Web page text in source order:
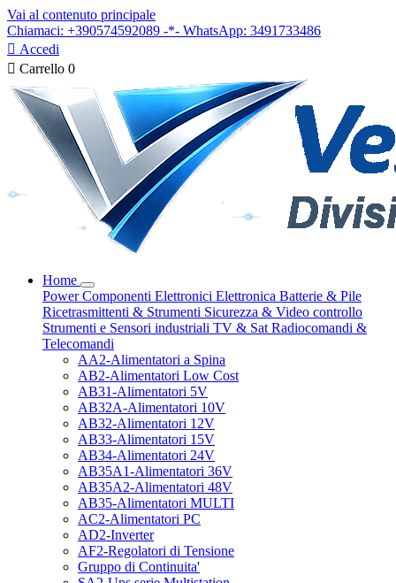
Vai al contenuto principale
Chiamaci: +390574592089 -*- WhatsApp: 3491733486
 Accedi
 Carrello 0
Home
PowerComponenti Elettronici Elettronica Batterie & Pile
Ricetrasmittenti & Strumenti Sicurezza & Video controllo
Strumenti e Sensori industriali TV & Sat Radiocomandi &
Telecomandi
AA2-Alimentatori a Spina
AB2-Alimentatori Low Cost
AB31-Alimentatori 5V
AB32A-Alimentatori 10V
AB32-Alimentatori 12V
AB33-Alimentatori 15V
AB34-Alimentatori 24V
AB35A1-Alimentatori 36V
AB35A2-Alimentatori 48V
AB35-Alimentatori MULTI
AC2-Alimentatori PC
AD2-Inverter
AF2-Regolatori di Tensione
Gruppo di Continuita'